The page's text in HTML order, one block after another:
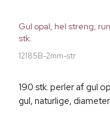
Gul opal, hel streng,
stk.
12185B-2mm-str
190 stk. perler af gul
gul, naturlige,